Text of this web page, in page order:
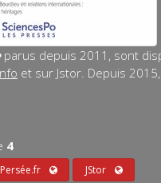
parus depuis 2011, sont
et sur Jstor. Depuis
4
Persée.fr JStor